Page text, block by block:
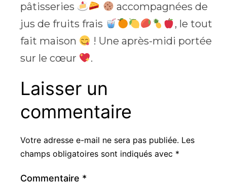
pâtisseries
accompagnées de
jus de fruits frais
, le tout
fait maison
! Une après-midi portée
sur le cœur
.
Laisser un
commentaire
Votre adresse e-mail ne sera pas publiée. Les
champs obligatoires sont indiqués avec *
Commentaire *